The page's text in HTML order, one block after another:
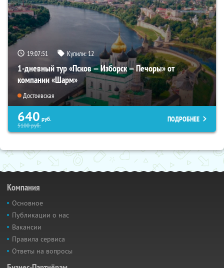
19:07:49 Купили:12
1-дневный тур «Псков — Изборск — Печоры» от
компании «Шарм»
Достоевская
640 руб.
5100руб.
ПОДРОБНЕЕ
Компания
Основное
Публикации о нас
Вакансии
Правила сервиса
Ответы на вопросы